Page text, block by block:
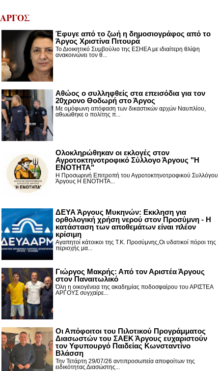
ΑΡΓΟΣ
Έφυγε από το ζωή η δημοσιογράφος από το
Άργος Χριστίνα Πιτουρά
Το Διοικητικό Συμβούλιο της ΕΣΗΕΑ με ιδιαίτερη θλίψη
ανακοινώνει τον θ...
Αθώος ο συλληφθείς στα επεισόδια για τον
20χρονο Θοδωρή στο Άργος
Με ομόφωνη απόφαση των δικαστικών αρχών Ναυπλίου,
αθωώθηκε ο πολίτης π...
Ολοκληρώθηκαν οι εκλογές στον
Αγροτοκτηνοτροφικό Σύλλογο Άργους "Η
ΕΝΟΤΗΤΑ"
Η Προσωρινή Επιτροπή του Αγροτοκτηνοτροφικού Συλλόγου
Άργους Η ΕΝΟΤΗΤΑ...
ΔΕΥΑ Άργους Μυκηνών: Εκκληση για
ορθολογική χρήση νερού στον Προσύμνη - Η
κατάσταση των αποθεμάτων είναι πλέον
κρίσιμη
Αγαπητοί κάτοικοι της Τ.Κ. Προσύμνης,Οι υδατικοί πόροι της
περιοχής μα...
Γιώργος Μακρής: Από τον Αριστέα Άργους
στον Παναιτωλικό
Όλη η οικογένεια της ακαδημίας ποδοσφαίρου του ΑΡΙΣΤΕΑ
ΑΡΓΟΥΣ συγχαίρε...
Οι Απόφοιτοι του Πιλοτικού Προγράμματος
Διασωστών του ΣΑΕΚ Άργους ευχαριστούν
τον Υφυπουργό Παιδείας Κωνσταντίνο
Βλάσση
Την Τετάρτη 29/07/26 αντιπροσωπεία αποφοίτων της
ειδικότητας Διασώστης...